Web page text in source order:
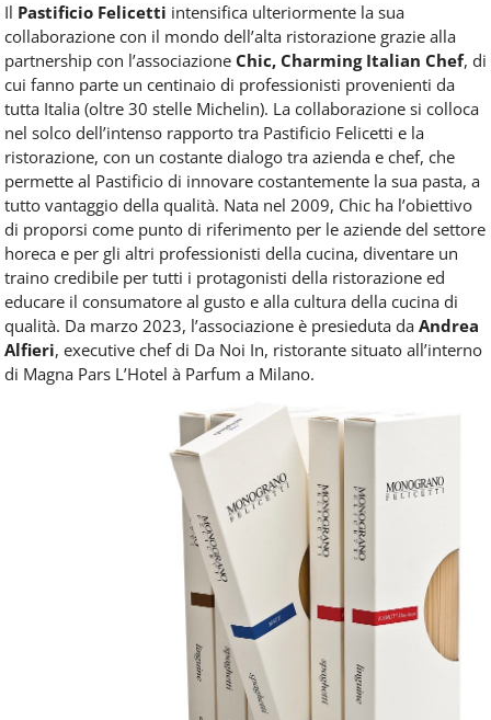
Il Pastificio Felicetti intensifica ulteriormente la sua
collaborazione con il mondo dell’alta ristorazione grazie alla
partnership con l’associazione Chic, Charming Italian Chef, di
cui fanno parte un centinaio di professionisti provenienti da
tutta Italia (oltre 30 stelle Michelin). La collaborazione si colloca
nel solco dell’intenso rapporto tra Pastificio Felicetti e la
ristorazione, con un costante dialogo tra azienda e chef, che
permette al Pastificio di innovare costantemente la sua pasta, a
tutto vantaggio della qualità. Nata nel 2009, Chic ha l’obiettivo
di proporsi come punto di riferimento per le aziende del settore
horeca e per gli altri professionisti della cucina, diventare un
traino credibile per tutti i protagonisti della ristorazione ed
educare il consumatore al gusto e alla cultura della cucina di
qualità. Da marzo 2023, l’associazione è presieduta da Andrea
Alfieri, executive chef di Da Noi In, ristorante situato all’interno
di Magna Pars L’Hotel à Parfum a Milano.